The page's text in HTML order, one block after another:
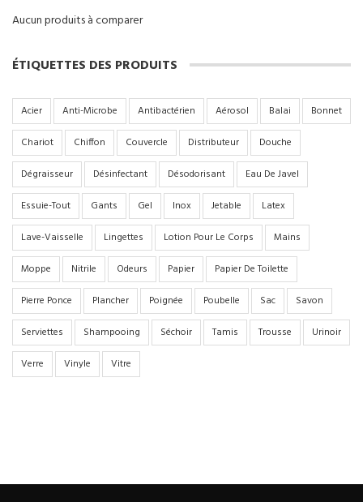
Aucun produits à comparer
ÉTIQUETTES DES PRODUITS
Acier Anti-Microbe Antibactérien Aérosol Balai
Bonnet
Chariot
Chiffon Couvercle Distributeur
Douche
Dégraisseur
Désinfectant Désodorisant
Eau De Javel
Essuie-Tout
Gants Gel Inox Jetable
Latex
Lave-Vaisselle
Lingettes Lotion Pour Le Corps
Mains
Moppe
Nitrile Odeurs Papier
Papier De Toilette
Pierre Ponce
Plancher Poignée Poubelle Sac
Savon
Serviettes
Shampooing Séchoir Tamis Trousse
Urinoir
Verre
Vinyle Vitre